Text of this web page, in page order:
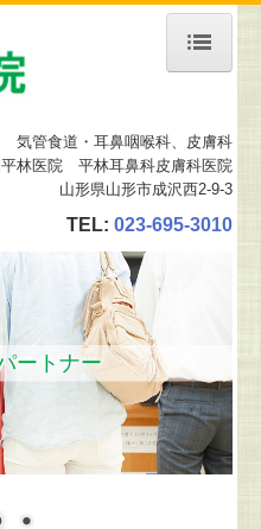
気管食道・耳鼻咽喉科、皮膚科
平林医院 平林耳鼻科皮膚科医院
山形県山形市成沢西2-9-3
TEL: 023-695-3010
ートナー